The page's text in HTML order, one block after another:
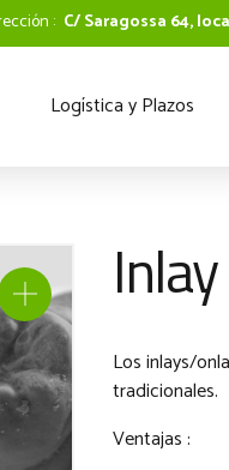
: C/ Saragossa 64,
Logística y Plazos
Los inlays/
tradicionales.
Ventajas :